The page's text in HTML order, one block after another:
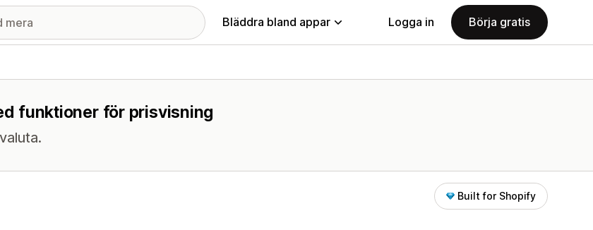
Bläddra bland appar Logga in Börja gratis
funktioner för prisvisning
Built for Shopify